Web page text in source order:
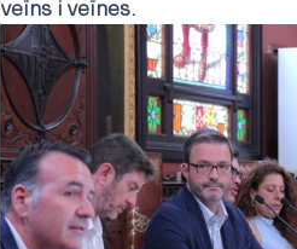
veïns i veïnes.